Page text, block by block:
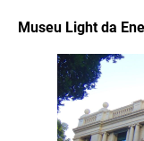
Museu Light da